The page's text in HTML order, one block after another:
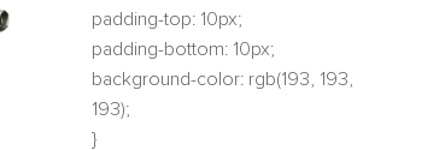
padding-top: 10px;
padding-bottom: 10px;
background-color: rgb(193, 193,
193);
}